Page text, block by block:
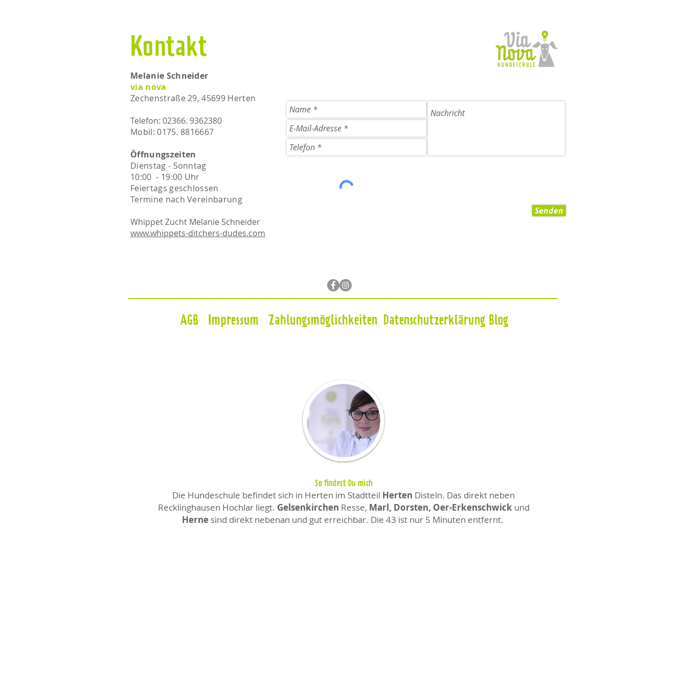
Kontakt
Melanie Schneider
via nova
Zechenstraße 29, 45699 Herten
Telefon: 02366. 9362380
Mobil: 0175. 8816667​​
Öffnungszeiten
Dienstag - Sonntag
10:00 - 19:00 Uhr
Feiertags geschlossen
Termine nach Vereinbarung
Whippet Zucht Melanie Schneider
www.whippets-ditchers-dudes.com
Senden
AGB Impressum Blog
Zahlungsmöglichkeiten Datenschutzerklärung
So findest Du mich
Die Hundeschule befindet sich in Herten im Stadtteil Herten Disteln. Das direkt neben
Recklinghausen Hochlar liegt. Gelsenkirchen Resse, Marl, Dorsten, Oer-Erkenschwick und
Hernesind direkt nebenan und gut erreichbar. Die 43 ist nur 5 Minuten entfernt.